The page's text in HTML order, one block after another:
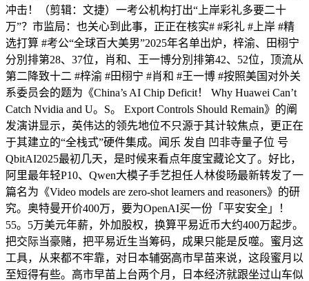
冲击！（剪辑：文捷）一考公机构打出“上岸彩礼多要二十
万”？市监局：也关心到此事，正正在核实# #彩礼 #上岸 #精
选打算 #考公“全球百大美男”2025年名单出炉，梓渝、田栩宁
分別排第28、37位，肖和、王一博分別排第42、52位，顶流从
第二降致十二 #梓渝 #田栩宁 #肖和 #王一博 #按照美国对外关
系委员会的题为《China’s AI Chip Deficit！ Why Huawei Can’t
Catch Nvidia and U。S。 Export Controls Should Remain》的阐
发演讲显示，英伟达的领先地位不只源于其计较焦点，更正在
于其建立的“全栈式”硬件集成。闻乐 发自 凹非寺量子位 号
QbitAI2025最初几天，是时候来看点年度宝藏论文了。好比，
阿里最年轻P10、Qwen大模子手艺担任人林俊旸最新转发了一
篇名为《Video models are zero-shot learners and reasoners》的研
究。奥特曼开价400万，要为OpenAI买一份「平安安全」！
55。5万美元年薪，外加股权，换算平易近币大约400万起步。
把交际当豪赌，把平易近生当筹码，成果只能是反噬。蜜月这
工具，从来都不牢靠，对日本辅弼高市早苗来说，这段蜜月以
至短得有些。高市早苗上台两个月，日本经济就跟坐过山车似